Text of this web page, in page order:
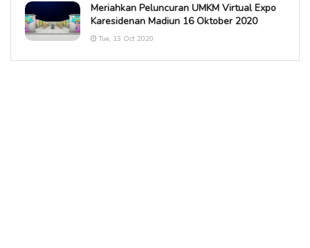
Meriahkan Peluncuran UMKM Virtual Expo
Karesidenan Madiun 16 Oktober 2020
Tue, 13 Oct 2020